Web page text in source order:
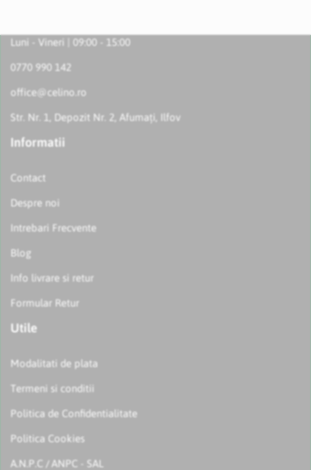
Luni - Vineri | 09:00 - 15:00
0770 990 142
office@celino.ro
Str. Nr. 1, Depozit Nr. 2, Afumați, Ilfov
Informatii
Contact
Despre noi
Intrebari Frecvente
Blog
Info livrare si retur
Formular Retur
Utile
Modalitati de plata
Termeni si conditii
Politica de Confidentialitate
Politica Cookies
A.N.P.C / ANPC - SAL